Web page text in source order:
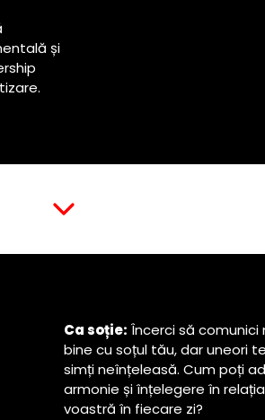
și
Ca soție: Încerci să comunici
bine cu soțul tău, dar uneori te
simți neînțeleasă. Cum poți
armonie și înțelegere în relația
voastră în fiecare zi?